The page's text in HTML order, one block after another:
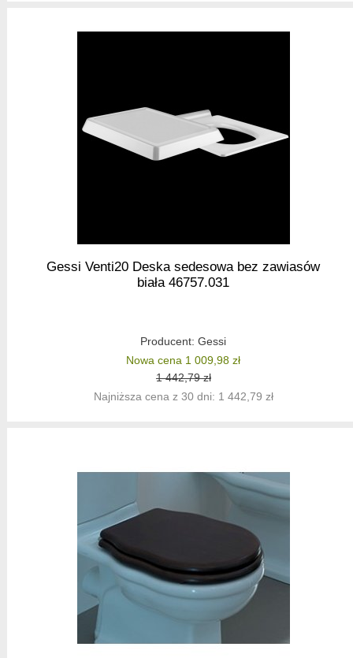
Gessi Venti20 Deska sedesowa bez zawiasów
biała 46757.031
Producent:Gessi
Nowa cena 1 009,98 zł
1 442,79 zł
Najniższa cena z 30 dni: 1 442,79 zł